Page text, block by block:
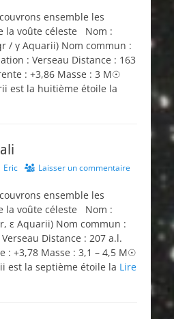
ensemble les
la voûte céleste Nom :
/ γ Aquarii) Nom commun :
: Verseau Distance : 163
: +3,86 Masse : 3 M☉
est la huitième étoile la
Eric Laisser un commentaire
ensemble les
la voûte céleste Nom :
ε Aquarii) Nom commun :
Distance : 207 a.l.
: +3,78 Masse : 3,1 – 4,5 M☉
est la septième étoile la Lire